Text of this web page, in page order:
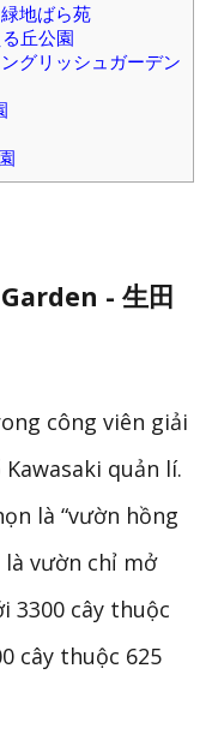
地ばら苑
丘公園
グリッシュガーデン
- 生田
công viên giải
quản lí.
là “vườn hồng
là vườn chỉ mở
3300 cây thuộc
cây thuộc 625